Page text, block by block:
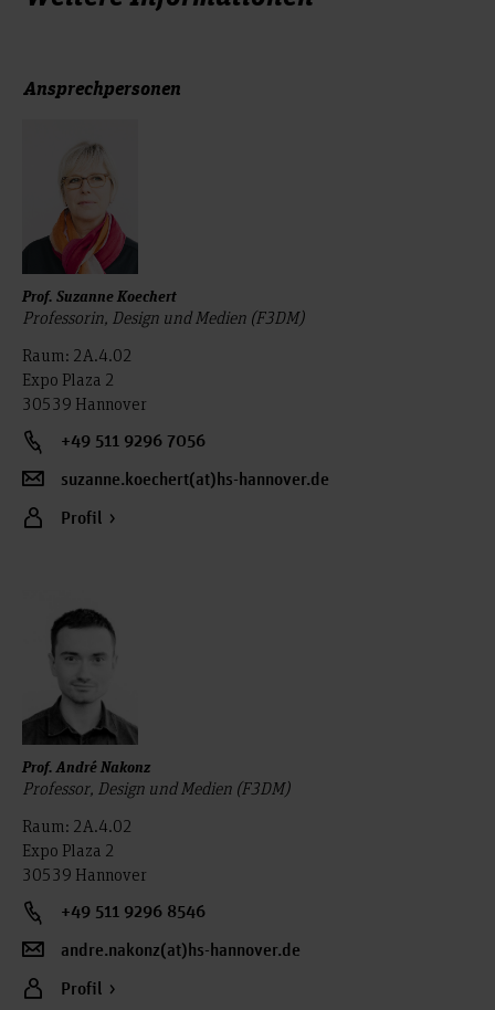
Ansprechpersonen
Prof. Suzanne Koechert
Professorin, Design und Medien (F3DM)
Raum: 2A.4.02
Expo Plaza 2
30539 Hannover
+49 511 9296 7056
suzanne.koechert(at)hs-hannover.de
Profil
Prof. André Nakonz
Professor, Design und Medien (F3DM)
Raum: 2A.4.02
Expo Plaza 2
30539 Hannover
+49 511 9296 8546
andre.nakonz(at)hs-hannover.de
Profil